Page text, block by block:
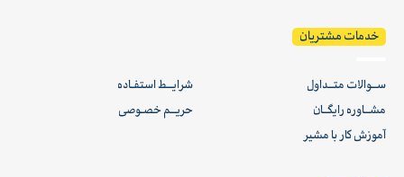
خدمات مشتریان
ســوالات متــداول
مشــاوره رایگــان
آموزش کار با مشیر
شرایــط استفـاده
حریــم خصـوصی